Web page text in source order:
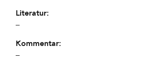
Literatur:
–
Kommentar:
–